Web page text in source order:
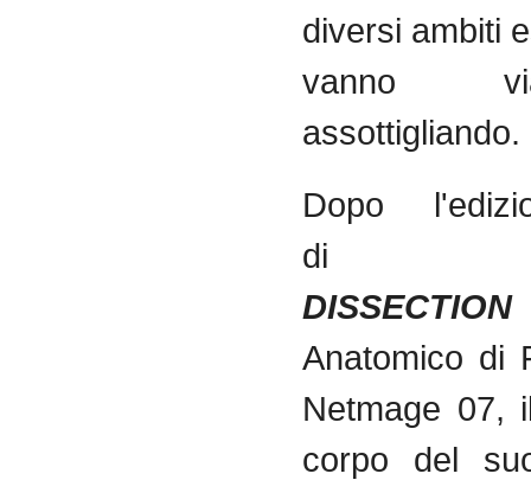
diversi ambiti
vanno
assottigliando.
Dopo
Anatomico di
Netmage 07,
corpo del